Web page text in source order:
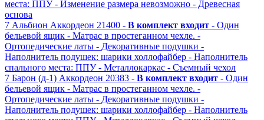
места: ППУ - Изменение размера невозможно - Древесная
основа
7 Альбион Аккордеон 21400 - В комплект входит - Один
бельевой ящик - Матрас в простеганном чехле. -
Ортопедические латы - Декоративные подушки -
Наполнитель подушек: шарики холлофайбер - Наполнитель
спального места: ППУ - Металлокаркас - Съемный чехол
7 Барон (д-1) Аккордеон 20383 - В комплект входит - Один
бельевой ящик - Матрас в простеганном чехле. -
Ортопедические латы - Декоративные подушки -
Наполнитель подушек: шарики холлофайбер - Наполнитель